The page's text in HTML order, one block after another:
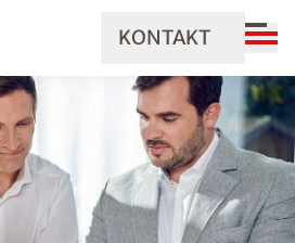
KONTAKT